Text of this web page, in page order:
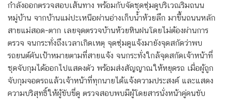
กำลังออกตรวจสอบเส้นทาง พร้อมกับจัดชุดซุ่มดูบริเวณริมถนน
หมู่บ้าน จากบ้านแม่ปะเหนือผ่านอ่างเก็บน้ำห้วยลึก มาขึ้นถนนหลัก
สายแม่สอด-ตาก เลยจุดตรวจบ้านห้วยหินฝนโดยไม่ต้องผ่านการ
ตรวจ จนกระทั่งถึงเวลาเกิดเหตุ จุดซุ่มดูแจ้งมายังจุดสกัดว่าพบ
รถยนต์คันเป้าหมายตามที่สายแจ้ง จนกระทั่งใกล้จุดสกัดเจ้าหน้าที่
ชุดจับกุมได้ออกไปแสดงตัว พร้อมส่งสัญญาณให้หยุดรถ เมื่อผู้ถูก
จับกุมจอดรถแล้วเจ้าหน้าที่ทุกนายได้แจ้งความประสงค์ และแสดง
ความบริสุทธิ์ให้ผู้ขับขี่ดู ตรวจสอบพบมีผู้โดยสารนั่งหน้าคู่คนขับ